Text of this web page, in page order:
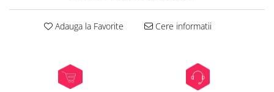
Adauga la Favorite Cere informatii